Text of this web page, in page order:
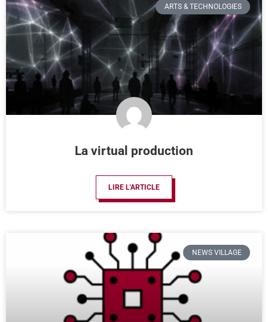
ARTS & TECHNOLOGIES
La virtual production
LIRE L'ARTICLE
NEWS VILLAGE